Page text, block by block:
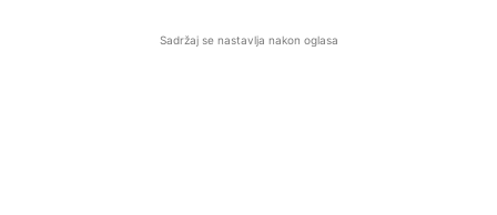
Sadržaj se nastavlja nakon oglasa